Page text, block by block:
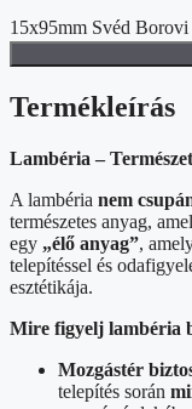
15x95mm Svéd
Termékleírás
Lambéria –
A lambéria nem
természetes anyag,
egy „élő anyag”,
telepítéssel és
esztétikája.
Mire figyelj lambéria
Mozgástér
telepítés során